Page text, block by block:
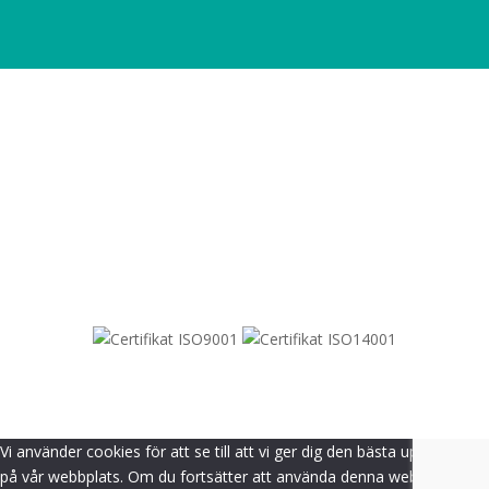
Vi använder cookies för att se till att vi ger dig den bästa upplevelsen
på vår webbplats. Om du fortsätter att använda denna webbplats